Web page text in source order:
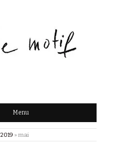
Menu
2019 » mai